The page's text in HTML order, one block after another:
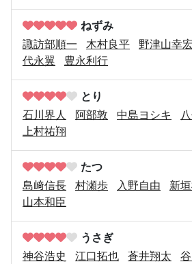
ねずみ
諏訪部順一
木村良平 野津山幸宏
代永翼
豊永利行
とり
石川界人
阿部敦 中島ヨシキ
上村祐翔
たつ
島﨑信長
村瀬歩 入野自由 新
山本和臣
うさぎ
神谷浩史
江口拓也 蒼井翔太